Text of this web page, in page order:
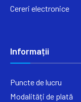
Cereri electronice
Informații
Puncte de lucru
Modalități de plată